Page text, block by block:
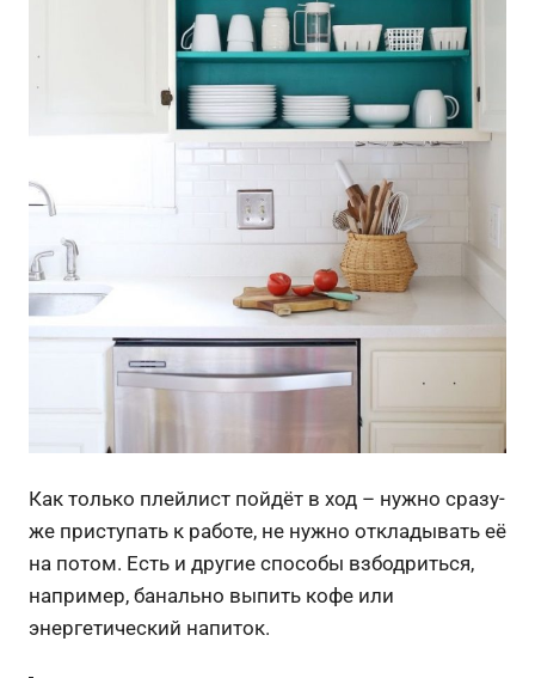
Как только плейлист пойдёт в ход – нужно сразу-
же приступать к работе, не нужно откладывать её
на потом. Есть и другие способы взбодриться,
например, банально выпить кофе или
энергетический напиток.